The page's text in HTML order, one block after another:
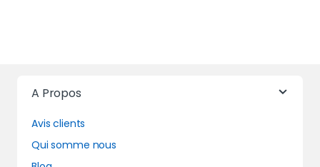
A Propos
Avis clients
Qui somme nous